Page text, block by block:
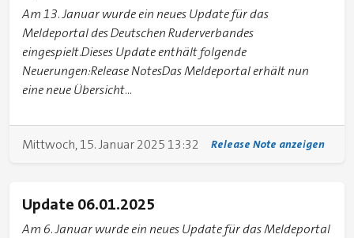
Am 13. Januar wurde ein neues Update für das
Meldeportal des Deutschen Ruderverbandes
eingespielt.Dieses Update enthält folgende
Neuerungen:Release NotesDas Meldeportal erhält nun
eine neue Übersicht...
Mittwoch, 15. Januar 2025 13:32 Release Note anzeigen
Update 06.01.2025
Am 6. Januar wurde ein neues Update für das Meldeportal